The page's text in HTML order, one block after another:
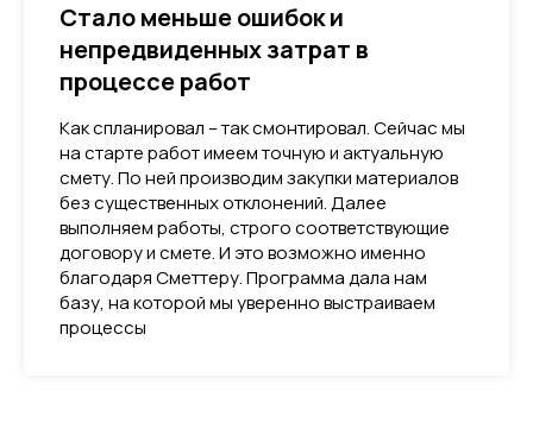
Стало меньше ошибок и
непредвиденных затрат в
процессе работ
Как спланировал – так смонтировал. Сейчас мы
на старте работ имеем точную и актуальную
смету. По ней производим закупки материалов
без существенных отклонений. Далее
выполняем работы, строго соответствующие
договору и смете. И это возможно именно
благодаря Сметтеру. Программа дала нам
базу, на которой мы уверенно выстраиваем
процессы